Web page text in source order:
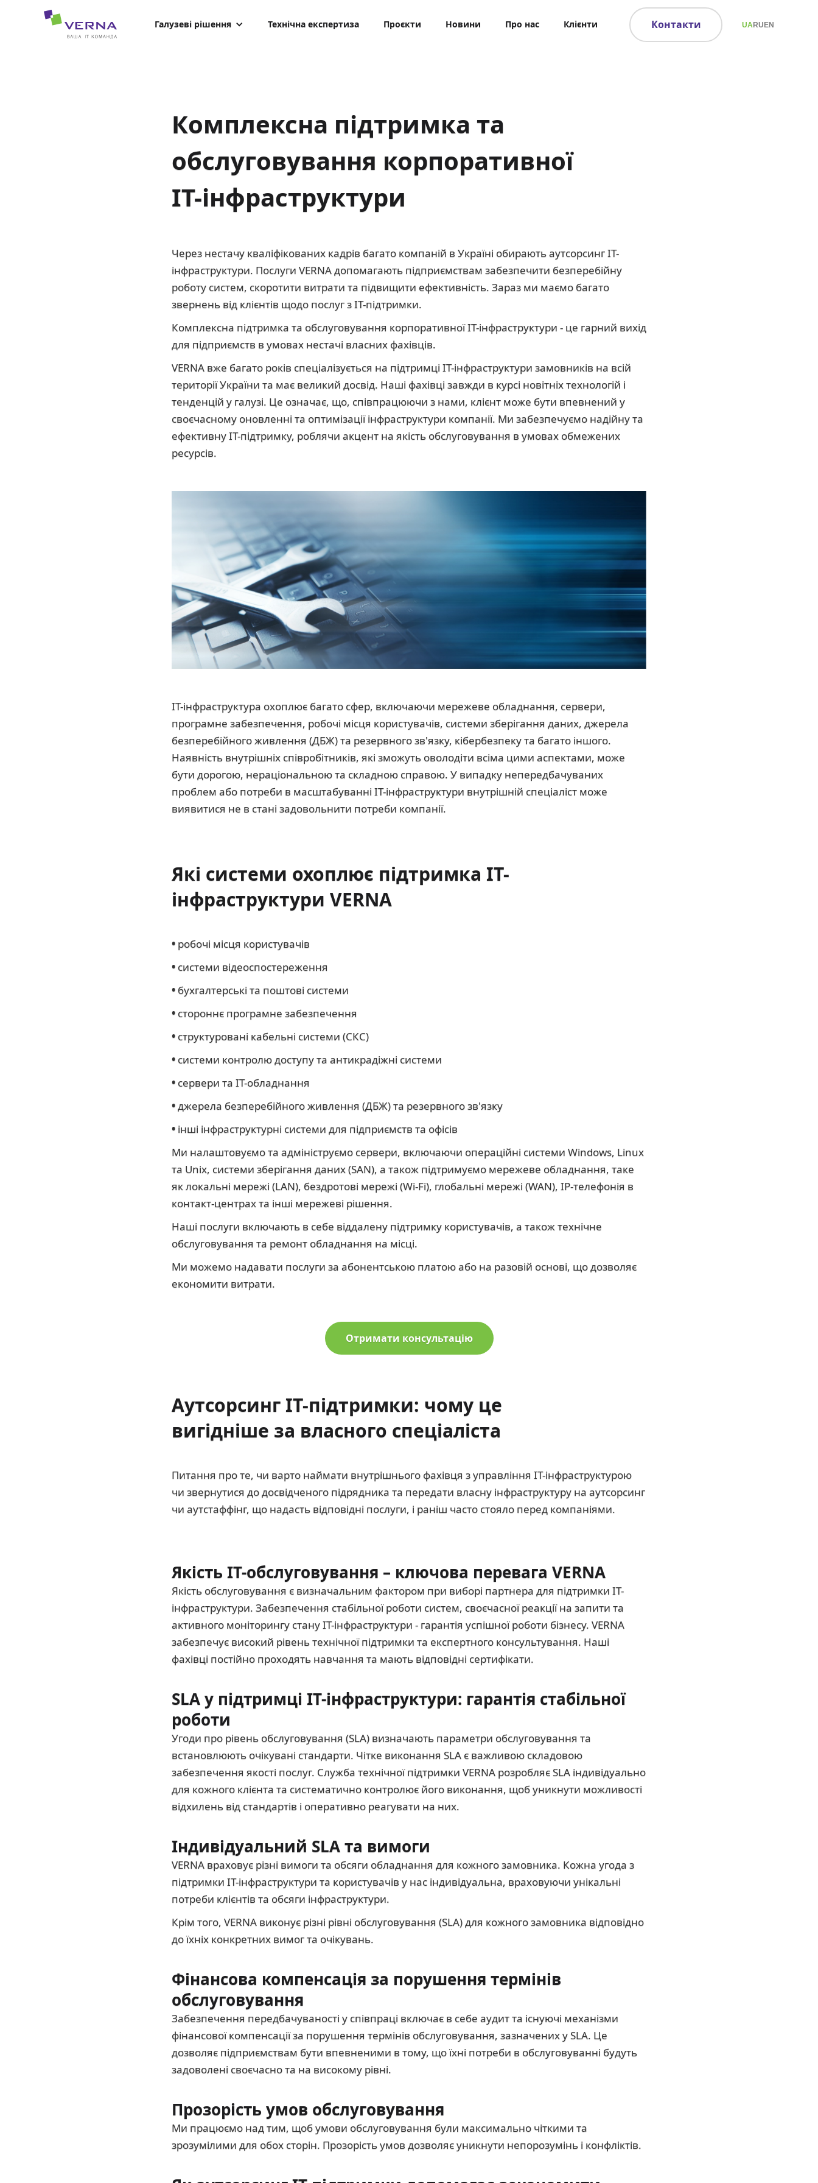
Галузеві рішення Технічна експертиза Проєкти Новини Про нас Клієнти Контакти UARUEN
Комплексна підтримка та
обслуговування корпоративної
ІТ-інфраструктури
Через нестачу кваліфікованих кадрів багато компаній в Україні обирають аутсорсинг ІТ-
інфраструктури. Послуги VERNA допомагають підприємствам забезпечити безперебійну
роботу систем, скоротити витрати та підвищити ефективність. Зараз ми маємо багато
звернень від клієнтів щодо послуг з ІТ-підтримки.
Комплексна підтримка та обслуговування корпоративної ІТ-інфраструктури - це гарний вихід
для підприємств в умовах нестачі власних фахівців.
VERNA вже багато років спеціалізується на підтримці ІТ-інфраструктури замовників на всій
території України та має великий досвід. Наші фахівці завжди в курсі новітніх технологій і
тенденцій у галузі. Це означає, що, співпрацюючи з нами, клієнт може бути впевнений у
своєчасному оновленні та оптимізації інфраструктури компанії. Ми забезпечуємо надійну та
ефективну ІТ-підтримку, роблячи акцент на якість обслуговування в умовах обмежених
ресурсів.
ІТ-інфраструктура охоплює багато сфер, включаючи мережеве обладнання, сервери,
програмне забезпечення, робочі місця користувачів, системи зберігання даних, джерела
безперебійного живлення (ДБЖ) та резервного зв'язку, кібербезпеку та багато іншого.
Наявність внутрішніх співробітників, які зможуть оволодіти всіма цими аспектами, може
бути дорогою, нераціональною та складною справою. У випадку непередбачуваних
проблем або потреби в масштабуванні ІТ-інфраструктури внутрішній спеціаліст може
виявитися не в стані задовольнити потреби компанії.
Які системи охоплює підтримка ІТ-
інфраструктури VERNA
• робочі місця користувачів
• системи відеоспостереження
• бухгалтерські та поштові системи
• стороннє програмне забезпечення
• структуровані кабельні системи (СКС)
• системи контролю доступу та антикрадіжні системи
• сервери та ІТ-обладнання
•джерела безперебійного живлення (ДБЖ) та резервного зв'язку
• інші інфраструктурні системи для підприємств та офісів
Ми налаштовуємо та адмініструємо сервери, включаючи операційні системи Windows, Linux
та Unix, системи зберігання даних (SAN), а також підтримуємо мережеве обладнання, таке
як локальні мережі (LAN), бездротові мережі (Wi-Fi), глобальні мережі (WAN), IP-телефонія в
контакт-центрах та інші мережеві рішення.
Наші послуги включають в себе віддалену підтримку користувачів, а також технічне
обслуговування та ремонт обладнання на місці.
Ми можемо надавати послуги за абонентською платою або на разовій основі, що дозволяє
економити витрати.
Отримати консультацію
Аутсорсинг ІТ-підтримки: чому це
вигідніше за власного спеціаліста
Питання про те, чи варто наймати внутрішнього фахівця з управління ІТ-інфраструктурою
чи звернутися до досвідченого підрядника та передати власну інфраструктуру на аутсорсинг
чи аутстаффінг, що надасть відповідні послуги, і раніш часто стояло перед компаніями.
Якість ІТ-обслуговування – ключова перевага VERNA
Якість обслуговування є визначальним фактором при виборі партнера для підтримки ІТ-
інфраструктури. Забезпечення стабільної роботи систем, своєчасної реакції на запити та
активного моніторингу стану ІТ-інфраструктури - гарантія успішної роботи бізнесу. VERNA
забезпечує високий рівень технічної підтримки та експертного консультування. Наші
фахівці постійно проходять навчання та мають відповідні сертифікати.
SLA у підтримці ІТ-інфраструктури: гарантія стабільної
роботи
Угоди про рівень обслуговування (SLA) визначають параметри обслуговування та
встановлюють очікувані стандарти. Чітке виконання SLA є важливою складовою
забезпечення якості послуг. Служба технічної підтримки VERNA розробляє SLA індивідуально
для кожного клієнта та систематично контролює його виконання, щоб уникнути можливості
відхилень від стандартів і оперативно реагувати на них.
Індивідуальний SLA та вимоги
VERNA враховує різні вимоги та обсяги обладнання для кожного замовника. Кожна угода з
підтримки ІТ-інфраструктури та користувачів у нас індивідуальна, враховуючи унікальні
потреби клієнтів та обсяги інфраструктури.
Крім того, VERNA виконує різні рівні обслуговування (SLA) для кожного замовника відповідно
до їхніх конкретних вимог та очікувань.
Фінансова компенсація за порушення термінів
обслуговування
Забезпечення передбачуваності у співпраці включає в себе аудит та існуючі механізми
фінансової компенсації за порушення термінів обслуговування, зазначених у SLA. Це
дозволяє підприємствам бути впевненими в тому, що їхні потреби в обслуговуванні будуть
задоволені своєчасно та на високому рівні.
Прозорість умов обслуговування
Ми працюємо над тим, щоб умови обслуговування були максимально чіткими та
зрозумілими для обох сторін. Прозорість умов дозволяє уникнути непорозумінь і конфліктів.